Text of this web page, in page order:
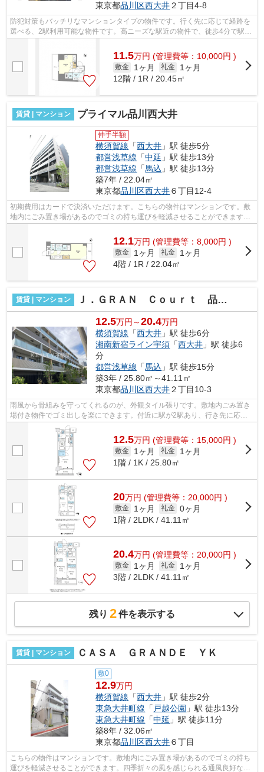
東京都品川区西大井２丁目4-8
防犯対策もバッチリなマンションタイプの物件です。行く先に応じて経路を
選べる、2駅利用可能な物件です。高ニーズな駅近の物件で、徒歩4分で駅に
11.5万円 (管理費等：10,000円 )
敷金 1ヶ月 礼金
1ヶ月
12階 / 1R / 20.45㎡
賃貸 | マンション プライマル品川西大井
仲手半額
横須賀線 「西大井 」駅 徒歩5分
都営浅草線 「中延 」駅 徒歩13分
都営浅草線 「馬込 」駅 徒歩13分
築7年 / 22.04㎡
東京都品川区西大井６丁目12-4
初期費用はカードで決済いただけます。こちらの物件はマンションです。敷
地内にごみ置き場があるのでゴミの持ち運びを軽減させることができます。
12.1万円 (管理費等：8,000円 )
敷金 1ヶ月 礼金
1ヶ月
4階 / 1R / 22.04㎡
賃貸 | マンション Ｊ．ＧＲＡＮ Ｃｏｕｒｔ 品川西大井ＷＥＳＴ
12.5万円～20.4万円
横須賀線 「西大井 」駅 徒歩6分
湘南新宿ライン宇須 「西大井 」駅 徒歩6
分
都営浅草線 「馬込 」駅 徒歩15分
築3年 / 25.80㎡～41.11㎡
東京都品川区西大井２丁目10-3
雨風から骨組みを守ってくれるのが、外観タイル張りです。敷地内ごみ置き
場付き物件でゴミ出しを楽にできます。付近に駅が2駅あり、行き先に応じ
て使い分けができます。道が平坦だと買...
12.5万円 (管理費等：15,000円 )
敷金 1ヶ月 礼金
1ヶ月
1階 / 1K / 25.80㎡
20万円 (管理費等：20,000円 )
敷金 1ヶ月 礼金 0ヶ月
1階 / 2LDK / 41.11㎡
20.4万円 (管理費等：20,000円 )
敷金 1ヶ月 礼金
1ヶ月
3階 / 2LDK / 41.11㎡
残り 2件を表示する
賃貸 | マンション ＣＡＳＡ ＧＲＡＮＤＥ ＹＫ
敷0
12.9万円
横須賀線 「西大井 」駅 徒歩2分
東急大井町線 「 戸越公園 」駅 徒歩13分
東急大井町線 「中延 」駅 徒歩11分
築8年 / 32.06㎡
東京都品川区西大井６丁目
こちらの物件はマンションです。敷地内にごみ置き場があるのでゴミの持ち
運びを軽減させることができます。四季折々の風を感じられる通風良好な快